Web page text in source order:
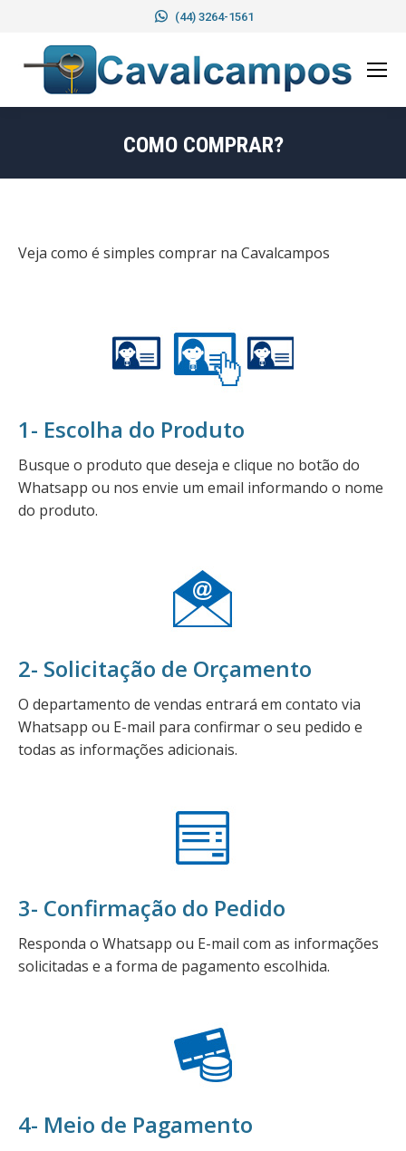
(44) 3264-1561
COMO COMPRAR?
Veja como é simples comprar na Cavalcampos
1- Escolha do Produto
Busque o produto que deseja e clique no botão do
Whatsapp ou nos envie um email informando o nome
do produto.
2- Solicitação de Orçamento
O departamento de vendas entrará em contato via
Whatsapp ou E-mail para confirmar o seu pedido e
todas as informações adicionais.
3- Confirmação do Pedido
Responda o Whatsapp ou E-mail com as informações
solicitadas e a forma de pagamento escolhida.
4- Meio de Pagamento